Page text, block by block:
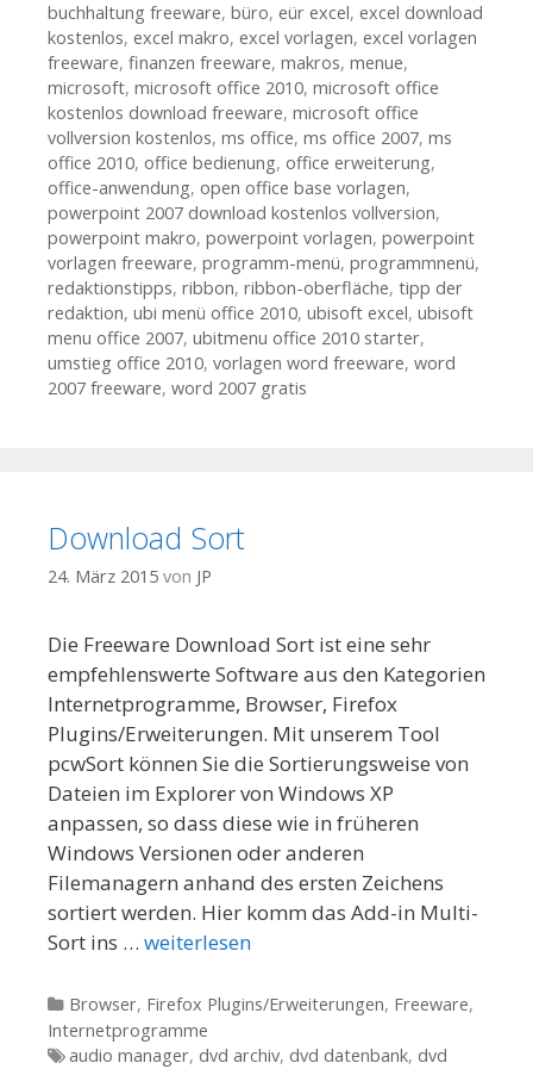
buchhaltung freeware, büro, eür excel, excel download
kostenlos, excel makro, excel vorlagen, excel vorlagen
freeware, finanzen freeware, makros, menue,
microsoft, microsoft office 2010, microsoft office
kostenlos download freeware, microsoft office
vollversion kostenlos, ms office, ms office 2007, ms
office 2010, office bedienung, office erweiterung,
office-anwendung, open office base vorlagen,
powerpoint 2007 download kostenlos vollversion,
powerpoint makro, powerpoint vorlagen, powerpoint
vorlagen freeware, programm-menü, programmnenü,
redaktionstipps, ribbon, ribbon-oberfläche, tipp der
redaktion, ubi menü office 2010, ubisoft excel, ubisoft
menu office 2007, ubitmenu office 2010 starter,
umstieg office 2010, vorlagen word freeware, word
2007 freeware, word 2007 gratis
Download Sort
24. März 2015 von JP
Die Freeware Download Sort ist eine sehr
empfehlenswerte Software aus den Kategorien
Internetprogramme, Browser, Firefox
Plugins/Erweiterungen. Mit unserem Tool
pcwSort können Sie die Sortierungsweise von
Dateien im Explorer von Windows XP
anpassen, so dass diese wie in früheren
Windows Versionen oder anderen
Filemanagern anhand des ersten Zeichens
sortiert werden. Hier komm das Add-in Multi-
Sort ins … weiterlesen
Kategorien
Browser, Firefox Plugins/Erweiterungen, Freeware,
Internetprogramme
Tags
audio manager, dvd archiv, dvd datenbank, dvd